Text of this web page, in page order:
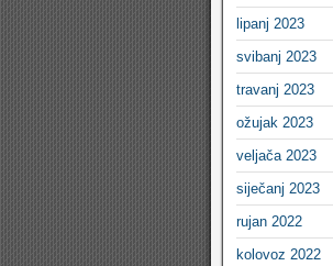
lipanj 2023
svibanj 2023
travanj 2023
ožujak 2023
veljača 2023
siječanj 2023
rujan 2022
kolovoz 2022